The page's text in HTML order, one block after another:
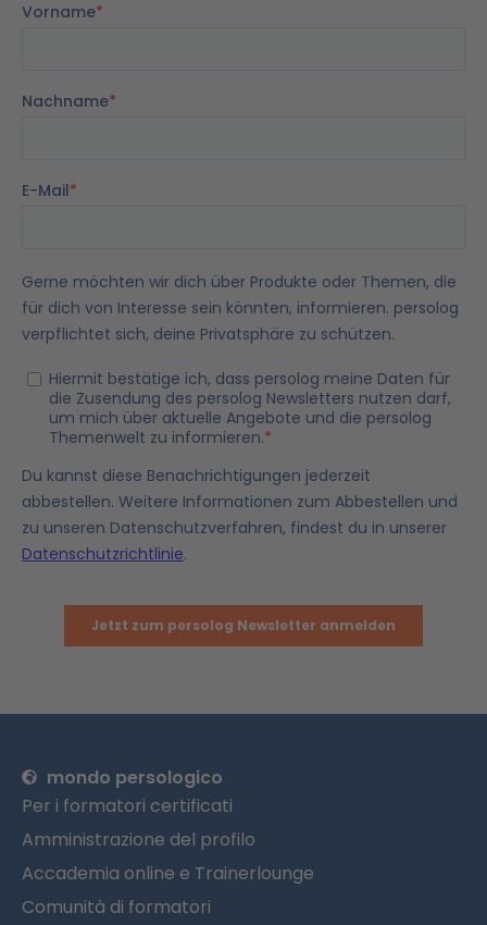
mondo persologico
Per i formatori certificati
Amministrazione del profilo
Accademia online e Trainerlounge
Comunità di formatori